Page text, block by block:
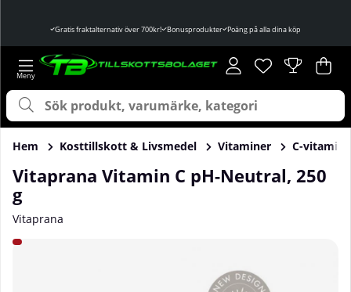
Gratis fraktalternativ över 700kr! Bonusprodukter Poäng på alla dina köp
Önskelista
Antal i
. .
Hem Kosttillskott & Livsmedel Vitaminer C-vitamin
Vitaprana Vitamin C pH-Neutral, 250
g
Vitaprana
Produktbilder Vitaprana Vitamin C pH-Neutral, 250 g